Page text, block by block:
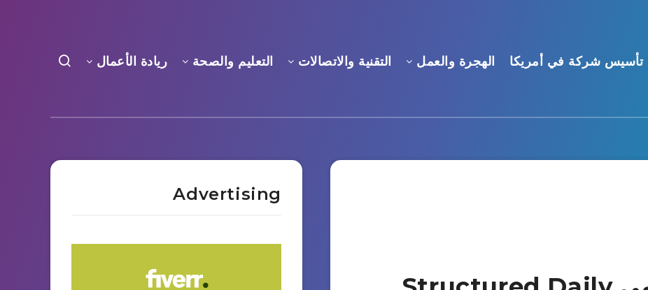
تأسيس شركة في أمريكا الهجرة والعمل التقنية والاتصالات التعليم والصحة ريادة الأعمال
Advertising